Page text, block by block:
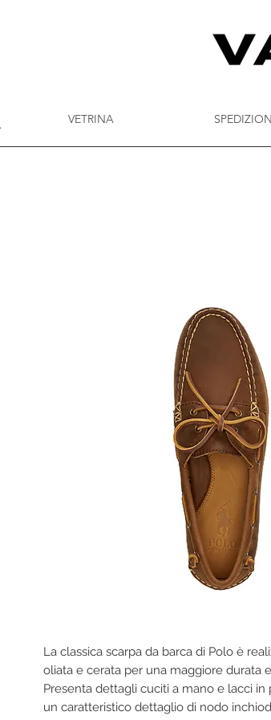
VETRINA
La classica scarpa da barca di Polo è
oliata e cerata per una maggiore durata
Presenta dettagli cuciti a mano e lacci
un caratteristico dettaglio di nodo